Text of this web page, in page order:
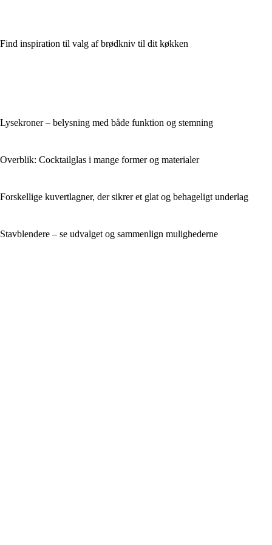
Find inspiration til valg af brødkniv til dit køkken
Lysekroner – belysning med både funktion og stemning
Overblik: Cocktailglas i mange former og materialer
Forskellige kuvertlagner, der sikrer et glat og behageligt underlag
Stavblendere – se udvalget og sammenlign mulighederne